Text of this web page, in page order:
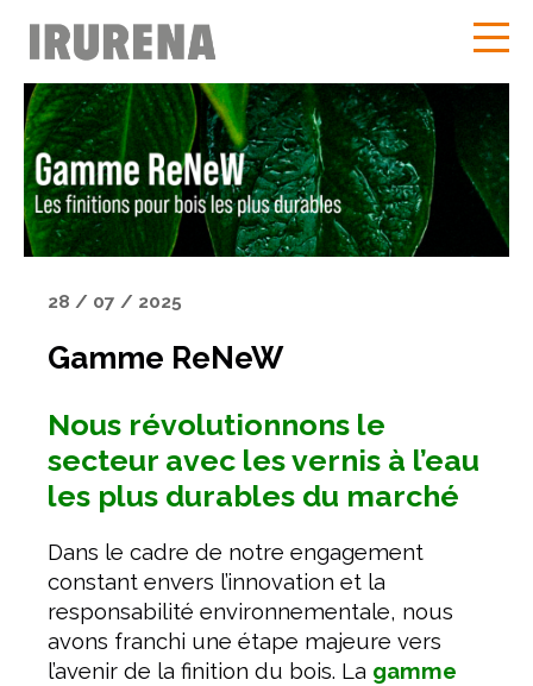
28 / 07 / 2025
Gamme ReNeW
Nous révolutionnons le
secteur avec les vernis à l’eau
les plus durables du marché
Dans le cadre de notre engagement
constant envers l’innovation et la
responsabilité environnementale, nous
avons franchi une étape majeure vers
l’avenir de la finition du bois. La gamme